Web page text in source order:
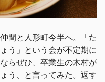
間と人形町今半へ。「た
う」という会が不定期に
らぜひ、卒業生の木村が
う、と言ってみた。返す